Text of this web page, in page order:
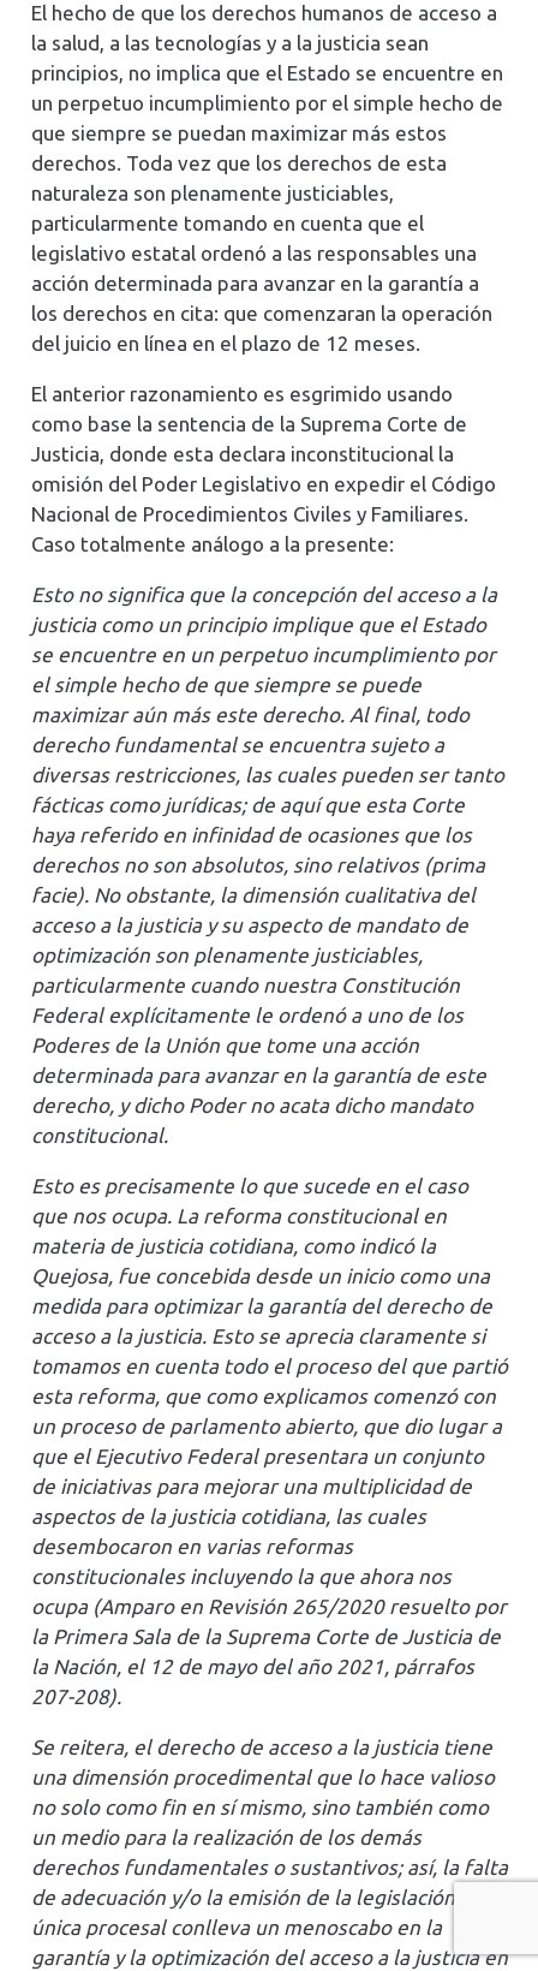
El hecho de que los derechos humanos de acceso a
la salud, a las tecnologías y a la justicia sean
principios, no implica que el Estado se encuentre en
un perpetuo incumplimiento por el simple hecho de
que siempre se puedan maximizar más estos
derechos. Toda vez que los derechos de esta
naturaleza son plenamente justiciables,
particularmente tomando en cuenta que el
legislativo estatal ordenó a las responsables una
acción determinada para avanzar en la garantía a
los derechos en cita: que comenzaran la operación
del juicio en línea en el plazo de 12 meses.
El anterior razonamiento es esgrimido usando
como base la sentencia de la Suprema Corte de
Justicia, donde esta declara inconstitucional la
omisión del Poder Legislativo en expedir el Código
Nacional de Procedimientos Civiles y Familiares.
Caso totalmente análogo a la presente:
Esto no significa que la concepción del acceso a la
justicia como un principio implique que el Estado
se encuentre en un perpetuo incumplimiento por
el simple hecho de que siempre se puede
maximizar aún más este derecho. Al final, todo
derecho fundamental se encuentra sujeto a
diversas restricciones, las cuales pueden ser tanto
fácticas como jurídicas; de aquí que esta Corte
haya referido en infinidad de ocasiones que los
derechos no son absolutos, sino relativos (prima
facie). No obstante, la dimensión cualitativa del
acceso a la justicia y su aspecto de mandato de
optimización son plenamente justiciables,
particularmente cuando nuestra Constitución
Federal explícitamente le ordenó a uno de los
Poderes de la Unión que tome una acción
determinada para avanzar en la garantía de este
derecho, y dicho Poder no acata dicho mandato
constitucional.
Esto es precisamente lo que sucede en el caso
que nos ocupa. La reforma constitucional en
materia de justicia cotidiana, como indicó la
Quejosa, fue concebida desde un inicio como una
medida para optimizar la garantía del derecho de
acceso a la justicia. Esto se aprecia claramente si
tomamos en cuenta todo el proceso del que partió
esta reforma, que como explicamos comenzó con
un proceso de parlamento abierto, que dio lugar a
que el Ejecutivo Federal presentara un conjunto
de iniciativas para mejorar una multiplicidad de
aspectos de la justicia cotidiana, las cuales
desembocaron en varias reformas
constitucionales incluyendo la que ahora nos
ocupa (Amparo en Revisión 265/2020 resuelto por
la Primera Sala de la Suprema Corte de Justicia de
la Nación, el 12 de mayo del año 2021, párrafos
207-208).
Se reitera, el derecho de acceso a la justicia tiene
una dimensión procedimental que lo hace valioso
no solo como fin en sí mismo, sino también como
un medio para la realización de los demás
derechos fundamentales o sustantivos; así, la falta
de adecuación y/o la emisión de la legislación
única procesal conlleva un menoscabo en la
garantía y la optimización del acceso a la justicia en